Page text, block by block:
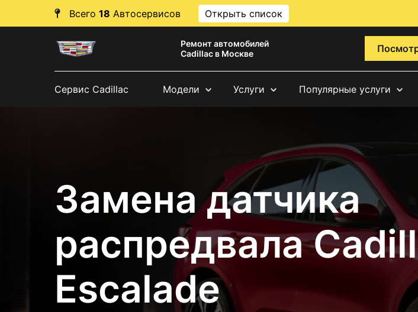
Всего 18 Автосервисов Открыть список
Ремонт автомобилей
Cadillac в Москве
Сервис Cadillac Модели Услуги Популярные услуги
Замена датчика
распредвала
Escalade